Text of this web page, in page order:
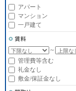
アパート
マンション
一戸建て
～
管理費等含む
礼金なし
敷金/保証金なし